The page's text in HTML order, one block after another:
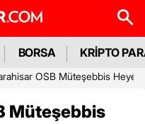
BORSA KRİPTO
OSB Müteşebbis Heyeti
Müteşebbis